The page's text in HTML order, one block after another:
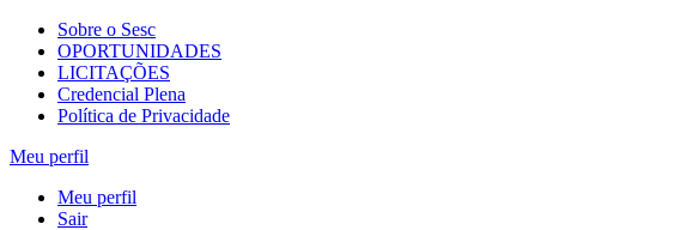
Sobre o Sesc
OPORTUNIDADES
LICITAÇÕES
Credencial Plena
Política de Privacidade
Meu perfil
Meu perfil
Sair